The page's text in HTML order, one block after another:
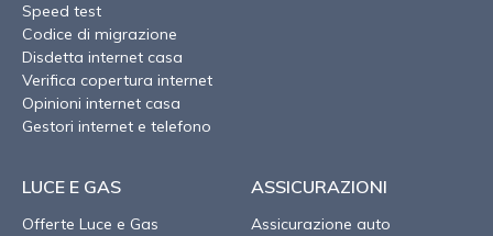
Speed test
Codice di migrazione
Disdetta internet casa
Verifica copertura internet
Opinioni internet casa
Gestori internet e telefono
LUCE E GAS
Offerte Luce e Gas
ASSICURAZIONI
Assicurazione auto